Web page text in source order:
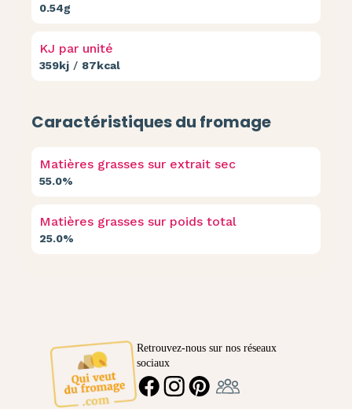
0.54g
KJ par unité
359kj / 87kcal
Caractéristiques du fromage
Matières grasses sur extrait sec
55.0%
Matières grasses sur poids total
25.0%
Retrouvez-nous sur nos réseaux
sociaux
FACEBOOKINSTAGRAMPINTEREST